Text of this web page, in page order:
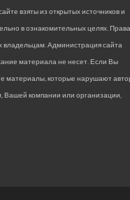
взяты из открытых источников и
в ознакомительных целях.
Администрация сайта
материала не несет. Если Вы
материалы, которые нарушают
Вашей компании или организации,